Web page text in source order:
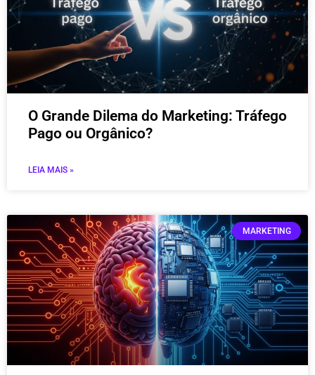
O Grande Dilema do Marketing: Tráfego
Pago ou Orgânico?
LEIA MAIS »
MARKETING